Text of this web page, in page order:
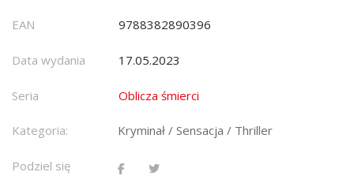
EAN 9788382890396
Data wydania 17.05.2023
Seria Oblicza śmierci
Kategoria: Kryminał / Sensacja / Thriller
Podziel się